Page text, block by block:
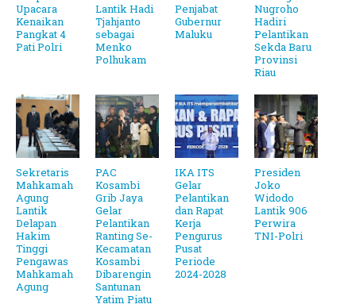
Upacara
Kenaikan
Pangkat 4
Pati Polri
Lantik Hadi
Tjahjanto
sebagai
Menko
Polhukam
Penjabat
Gubernur
Maluku
Nugroho
Hadiri
Pelantikan
Sekda Baru
Provinsi
Riau
Sekretaris
Mahkamah
Agung
Lantik
Delapan
Hakim
Tinggi
Pengawas
Mahkamah
Agung
PAC
Kosambi
Grib Jaya
Gelar
Pelantikan
Ranting Se-
Kecamatan
Kosambi
Dibarengin
Santunan
Yatim Piatu
IKA ITS
Gelar
Pelantikan
dan Rapat
Kerja
Pengurus
Pusat
Periode
2024-2028
Presiden
Joko
Widodo
Lantik 906
Perwira
TNI-Polri